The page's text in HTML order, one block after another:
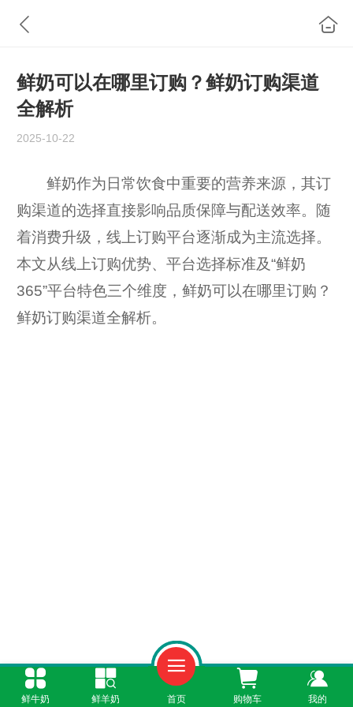
鲜奶可以在哪里订购？鲜奶订购渠道
全解析
2025-10-22
鲜奶作为日常饮食中重要的营养来源，其订
购渠道的选择直接影响品质保障与配送效率。随
着消费升级，线上订购平台逐渐成为主流选择。
本文从线上订购优势、平台选择标准及“鲜奶
365”平台特色三个维度，鲜奶可以在哪里订购？
鲜奶订购渠道全解析。
一、线上订购优势：便捷性与品质保障的双
鲜牛奶 鲜羊奶 首页 购物车 我的